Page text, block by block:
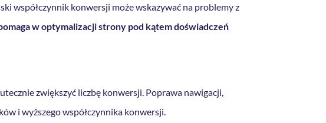
współczynnik konwersji może wskazywać na problemy z
w optymalizacji strony pod kątem doświadczeń
zwiększyć liczbę konwersji. Poprawa nawigacji,
i wyższego współczynnika konwersji.